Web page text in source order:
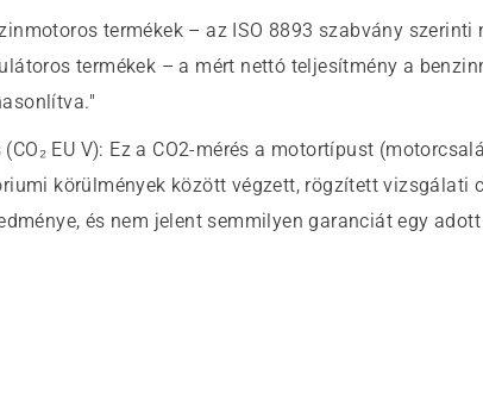
termékek – az ISO 8893 szabvány szerinti
termékek – a mért nettó teljesítmény a
EU V): Ez a CO2-mérés a motortípust
körülmények között végzett, rögzített vizsgálati
és nem jelent semmilyen garanciát egy